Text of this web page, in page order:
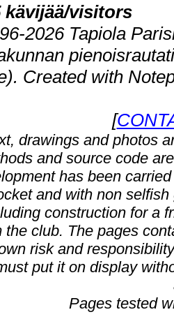
kävijää/visitors
2026 Tapiola
Created with
[
drawings and photos
and source code
has been
and with non
construction for a
the club. The pages
risk and
put it on display
Pages tested